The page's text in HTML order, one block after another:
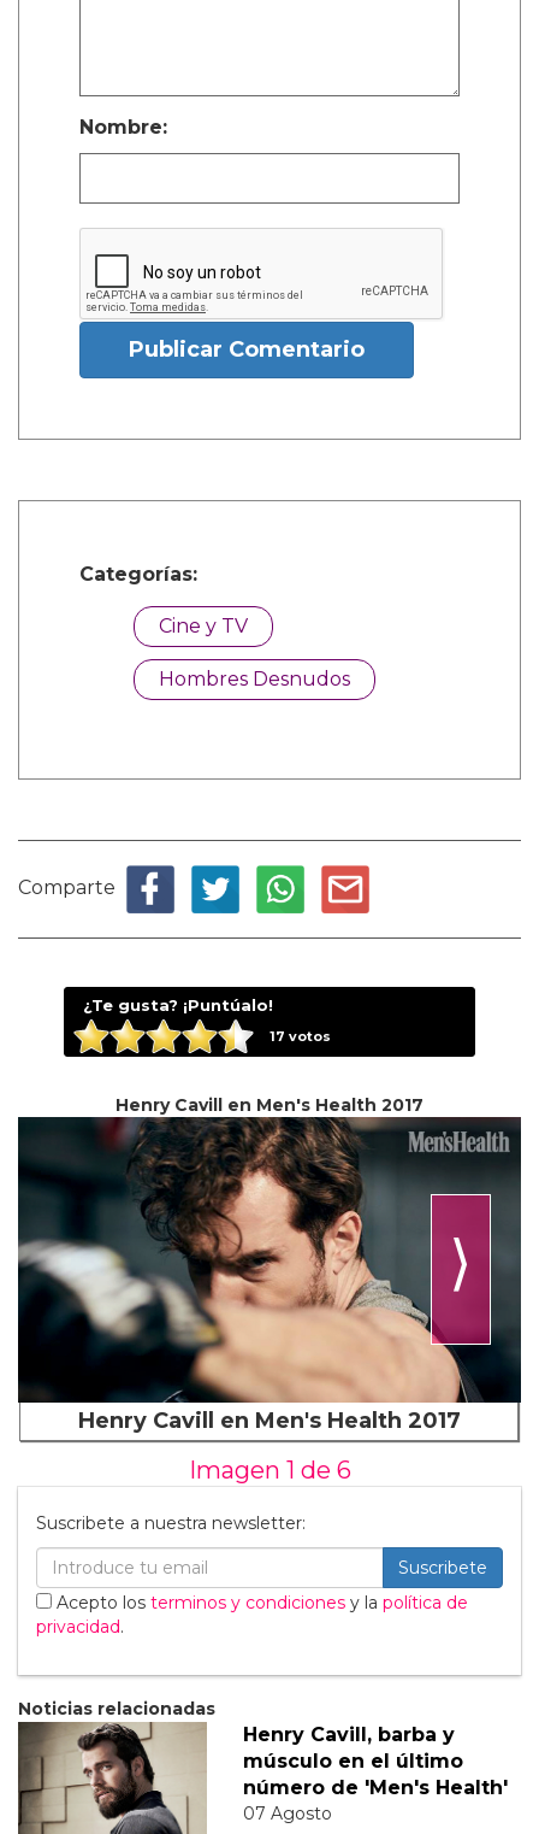
Nombre:
Publicar Comentario
Categorías:
Cine y TV
Hombres Desnudos
Comparte
¿Te gusta? ¡Puntúalo!
17 votos
Henry Cavill en Men's Health 2017
⟩
Henry Cavill en Men's Health 2017
Imagen 1 de 6
Suscribete a nuestra newsletter:
Suscribete
Acepto los terminos y condiciones y la política de
privacidad.
Noticias relacionadas
Henry Cavill, barba y
músculo en el último
número de 'Men's Health'
07 Agosto